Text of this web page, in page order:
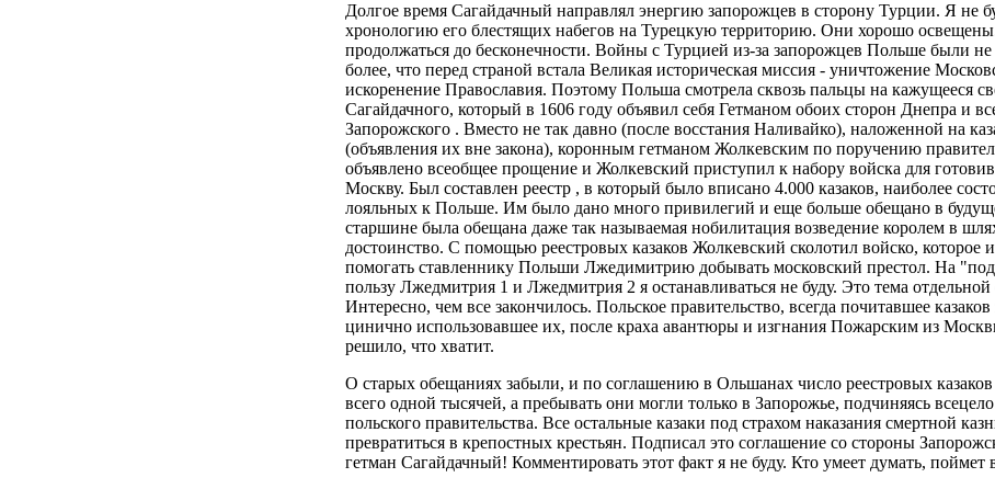
Долгое время Сагайдачный направлял энергию запорожцев в сторону Турции. Я не
хронологию его блестящих набегов на Турецкую территорию. Они хорошо
продолжаться до бесконечности. Войны с Турцией из-за запорожцев Польше были
более, что перед страной встала Великая историческая миссия - уничтожение
искоренение Православия. Поэтому Польша смотрела сквозь пальцы на кажущееся
Сагайдачного, который в 1606 году объявил себя Гетманом обоих сторон Днепра и
Запорожского . Вместо не так давно (после восстания Наливайко), наложенной на
(объявления их вне закона), коронным гетманом Жолкевским по поручению
объявлено всеобщее прощение и Жолкевский приступил к набору войска для
Москву. Был составлен реестр , в который было вписано 4.000 казаков, наиболее
лояльных к Польше. Им было дано много привилегий и еще больше обещано в
старшине была обещана даже так называемая нобилитация возведение королем в
достоинство. С помощью реестровых казаков Жолкевский сколотил войско, которое
помогать ставленнику Польши Лжедимитрию добывать московский престол. На
пользу Лжедмитрия 1 и Лжедмитрия 2 я останавливаться не буду. Это тема отдельной
Интересно, чем все закончилось. Польское правительство, всегда почитавшее
цинично использовавшее их, после краха авантюры и изгнания Пожарским из
решило, что хватит.
О старых обещаниях забыли, и по соглашению в Ольшанах число реестровых казаков
всего одной тысячей, а пребывать они могли только в Запорожье, подчиняясь
польского правительства. Все остальные казаки под страхом наказания смертной
превратиться в крепостных крестьян. Подписал это соглашение со стороны
гетман Сагайдачный! Комментировать этот факт я не буду. Кто умеет думать, поймет